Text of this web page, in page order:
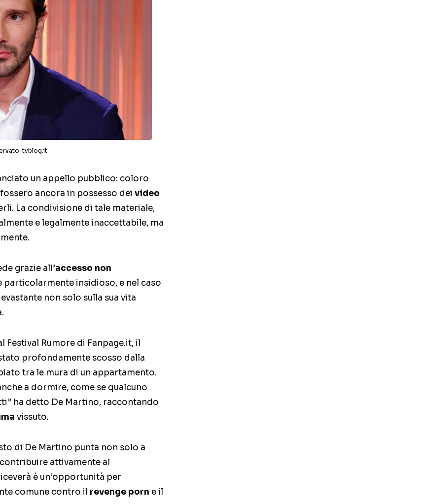
tvblog.it
un appello pubblico: coloro
ancora in possesso dei video
La condivisione di tale materiale,
e legalmente inaccettabile, ma
grazie all’accesso non
particolarmente insidioso, e nel caso
non solo sulla sua vita
Festival Rumore di Fanpage.it, il
profondamente scosso dalla
tra le mura di un appartamento.
a dormire, come se qualcuno
ha detto De Martino, raccontando
vissuto.
di De Martino punta non solo a
attivamente al
è un’opportunità per
comune contro il revenge porn e il